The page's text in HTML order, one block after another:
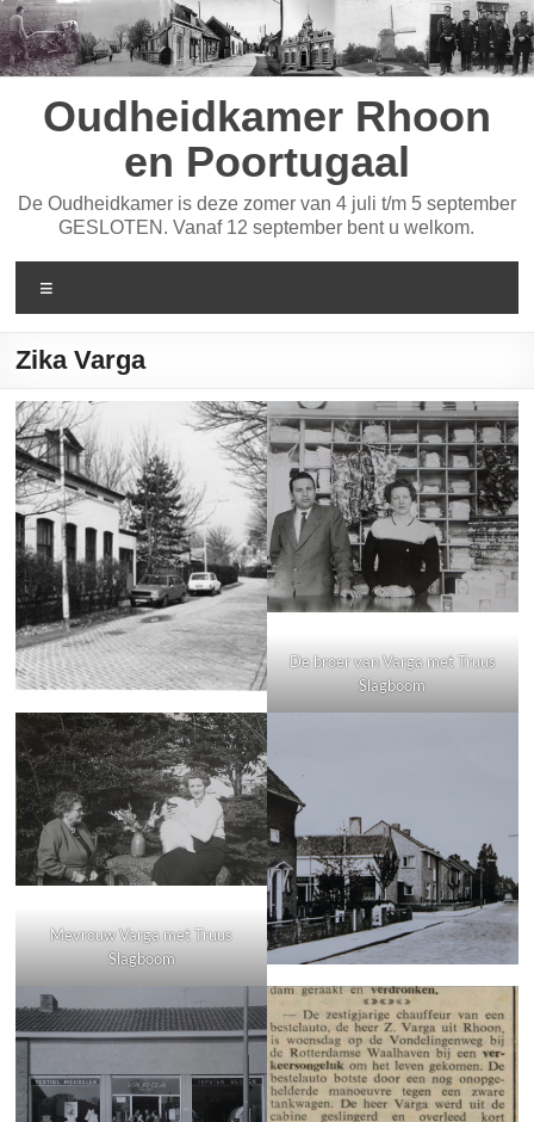
Ga
naar
de
inhoud
Oudheidkamer Rhoon
en Poortugaal
De Oudheidkamer is deze zomer van 4 juli t/m 5 september
GESLOTEN. Vanaf 12 september bent u welkom.
Zika Varga
De broer van Varga met Truus
Slagboom
Mevrouw Varga met Truus
Slagboom